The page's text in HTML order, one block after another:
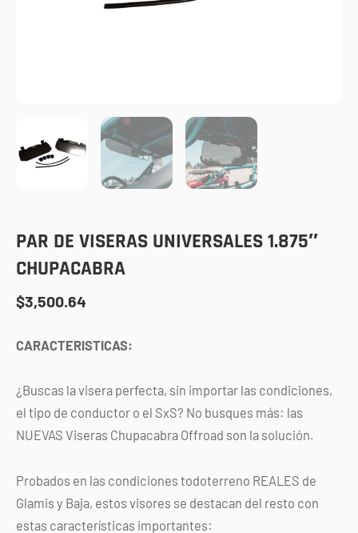
PAR DE VISERAS UNIVERSALES 1.875″
CHUPACABRA
$3,500.64
CARACTERISTICAS:
¿Buscas la visera perfecta, sin importar las condiciones,
el tipo de conductor o el SxS? No busques más: las
NUEVAS Viseras Chupacabra Offroad son la solución.
Probados en las condiciones todoterreno REALES de
Glamis y Baja, estos visores se destacan del resto con
estas características importantes: